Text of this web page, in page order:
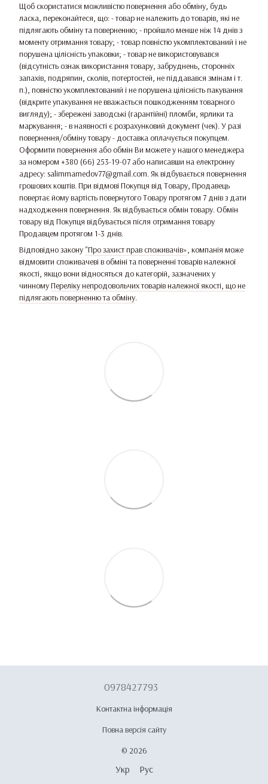
Щоб скористатися можливістю повернення або обміну, будь
ласка, переконайтеся, що: - товар не належить до товарів, які не
підлягають обміну та поверненню; - пройшло менше ніж 14 днів з
моменту отримання товару; - товар повністю укомплектований і не
порушена цілісність упаковки; - товар не використовувався
(відсутність ознак використання товару, забруднень, сторонніх
запахів, подряпин, сколів, потертостей, не піддавався змінам і т.
п.), повністю укомплектований і не порушена цілісність пакування
(відкрите упакування не вважається пошкодженням товарного
вигляду); - збережені заводські (гарантійні) пломби, ярлики та
маркування; - в наявності є розрахунковий документ (чек). У разі
повернення/обміну товару - доставка оплачується покупцем.
Оформити повернення або обмін Ви можете у нашого менеджера
за номером +380 (66) 253-19-07 або написавши на електронну
адресу: salimmamedov77@gmail.com. Як відбувається повернення
грошових коштів. При відмові Покупця від Товару, Продавець
повертає йому вартість повернутого Товару протягом 7 днів з дати
надходження повернення. Як відбувається обмін товару. Обмін
товару від Покупця відбувається після отримання товару
Продавцем протягом 1-3 днів.
Відповідно закону "Про захист прав споживачів», компанія може
відмовити споживачеві в обміні та поверненні товарів належної
якості, якщо вони відносяться до категорій, зазначених у
чинномуПереліку непродовольчих товарів належної якості, що не
підлягають поверненню та обміну.
0978427793
Контактна інформація
Повна версія сайту
© 2026
Укр Рус